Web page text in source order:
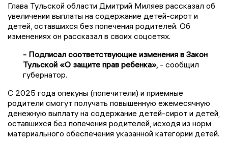
Глава Тульской области Дмитрий Миляев рассказал об
увеличении выплаты на содержание детей-сирот и
детей, оставшихся без попечения родителей. Об
изменениях он рассказал в своих соцсетях.
- Подписал соответствующие изменения в Закон
Тульской «О защите прав ребенка», - сообщил
губернатор.
С 2025 года опекуны (попечители) и приемные
родители смогут получать повышенную ежемесячную
денежную выплату на содержание детей-сирот и детей,
оставшихся без попечения родителей, исходя из норм
материального обеспечения указанной категории детей.